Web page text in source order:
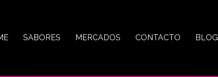
SABORES MERCADOS CONTACTO BLOG